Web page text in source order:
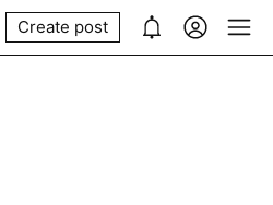
Create post